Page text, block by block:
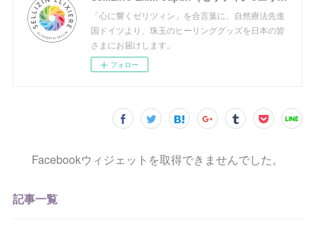
「心に響くゼリツィン」を合言葉に、自然療法先進
国ドイツより、珠玉のヒーリンググッズを日本の皆
さまにお届けします。
フォロー
Facebookウィジェットを取得できませんでした。
記事一覧